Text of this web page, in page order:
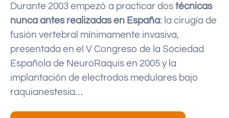
Durante 2003 empezó a practicar dos técnicas
nunca antes realizadas en España: la cirugía de
fusión vertebral mínimamente invasiva,
presentada en el V Congreso de la Sociedad
Española de NeuroRaquis en 2005 y la
implantación de electrodos medulares bajo
raquianestesia…